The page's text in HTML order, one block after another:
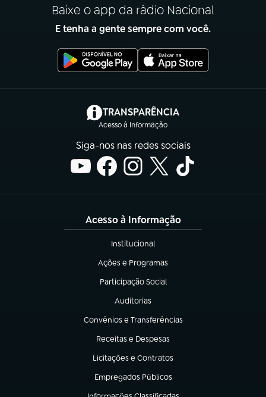
Baixe o app da rádio Nacional
E tenha a gente sempre com você.
TRANSPARÊNCIA
Acesso à Informação
(abre em nova aba)
Siga-nos nas redes sociais
Acesso à Informação
Institucional
(abre em nova aba)
Ações e Programas
(abre em nova aba)
Participação Social
(abre em nova aba)
Auditorias
(abre em nova aba)
Convênios e Transferências
(abre em nova aba)
Receitas e Despesas
(abre em nova aba)
Licitações e Contratos
(abre em nova aba)
Empregados Públicos
(abre em nova aba)